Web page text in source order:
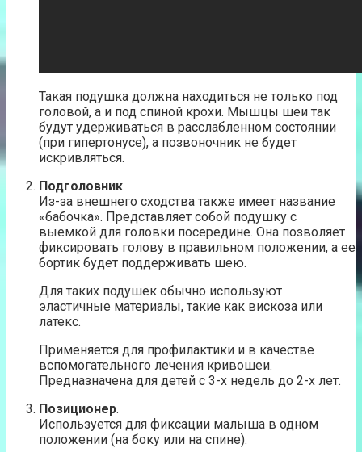
Такая подушка должна находиться не только под
головой, а и под спиной крохи. Мышцы шеи так
будут удерживаться в расслабленном состоянии
(при гипертонусе), а позвоночник не будет
искривляться.
Подголовник.
Из-за внешнего сходства также имеет название
«бабочка». Представляет собой подушку с
выемкой для головки посередине. Она позволяет
фиксировать голову в правильном положении, а ее
бортик будет поддерживать шею.
Для таких подушек обычно используют
эластичные материалы, такие как вискоза или
латекс.
Применяется для профилактики и в качестве
вспомогательного лечения кривошеи.
Предназначена для детей с 3-х недель до 2-х лет.
Позиционер.
Используется для фиксации малыша в одном
положении (на боку или на спине).